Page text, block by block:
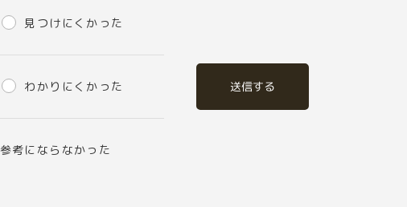
見つけにくかった
わかりにくかった
参考にならなかった
送信する